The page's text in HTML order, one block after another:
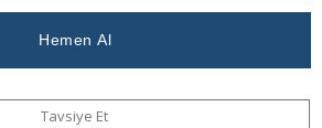
Tavsiye Et